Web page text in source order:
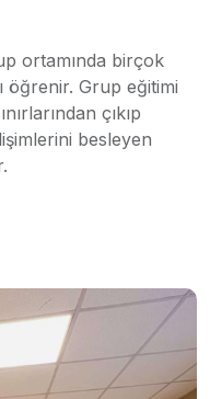
ortamında birçok
öğrenir. Grup eğitimi
çıkıp
besleyen